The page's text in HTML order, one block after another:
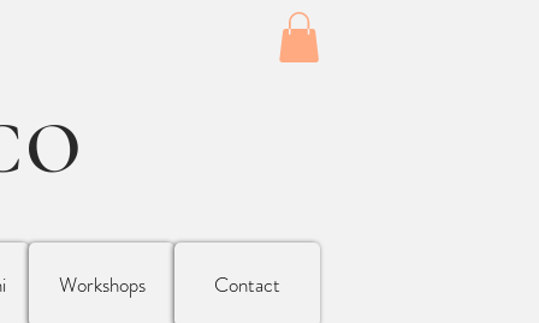
Workshops Contact